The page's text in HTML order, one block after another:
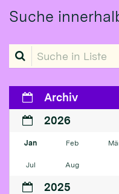
Suche
Suche in Liste
Archiv
2026
Jan Feb
Jul Aug
2025